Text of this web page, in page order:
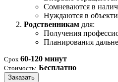
Сомневаются в
Нуждаются в
Родственникам для:
Получения
Планирования
Срок 60-120 минут
Стоимость: Бесплатно
Заказать